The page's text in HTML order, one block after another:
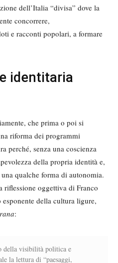
dell’Italia “divisa” dove la
concorrere,
e racconti popolari, a formare
identitaria
che prima o poi si
riforma dei programmi
perché, senza una coscienza
della propria identità e,
qualche forma di autonomia.
oggettiva di Franco
della cultura ligure,
:
della visibilità politica e
la lettura di “paesaggi,